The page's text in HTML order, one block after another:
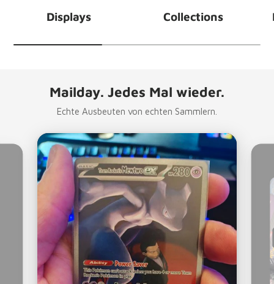
Displays Collections
Mailday. Jedes Mal wieder.
Echte Ausbeuten von echten Sammlern.